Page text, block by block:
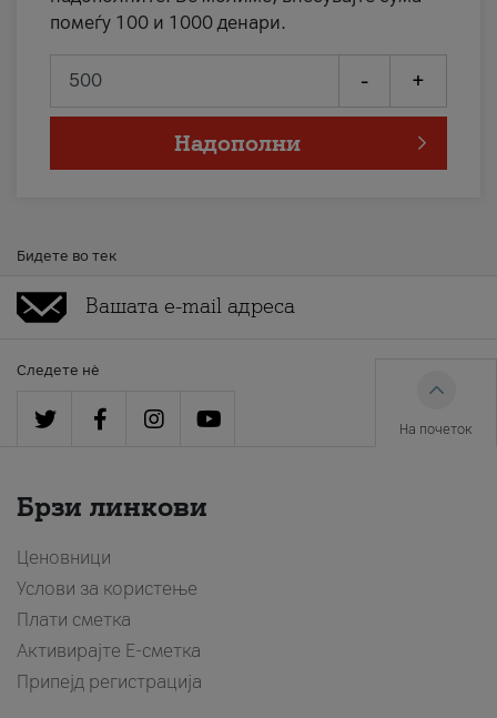
помеѓу 100 и 1000 денари.
- +
Надополни
Бидете во тек
Следете нè
На почеток
Брзи линкови
Ценовници
Услови за користење
Плати сметка
Активирајте Е-сметка
Припејд регистрација